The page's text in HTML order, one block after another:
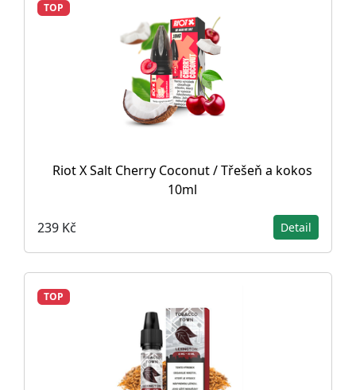
TOP
Riot X Salt Cherry Coconut / Třešeň a kokos
10ml
239 Kč Detail
TOP